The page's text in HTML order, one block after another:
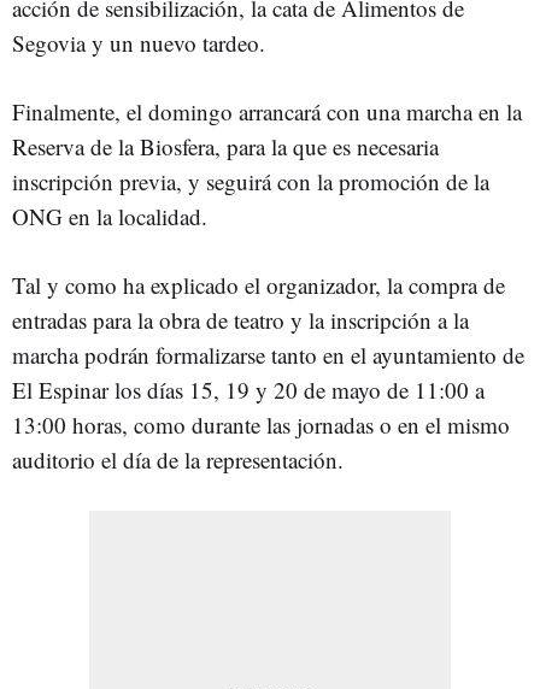
acción de sensibilización, la cata de Alimentos de
Segovia y un nuevo tardeo.
Finalmente, el domingo arrancará con una marcha en la
Reserva de la Biosfera, para la que es necesaria
inscripción previa, y seguirá con la promoción de la
ONG en la localidad.
Tal y como ha explicado el organizador, la compra de
entradas para la obra de teatro y la inscripción a la
marcha podrán formalizarse tanto en el ayuntamiento de
El Espinar los días 15, 19 y 20 de mayo de 11:00 a
13:00 horas, como durante las jornadas o en el mismo
auditorio el día de la representación.